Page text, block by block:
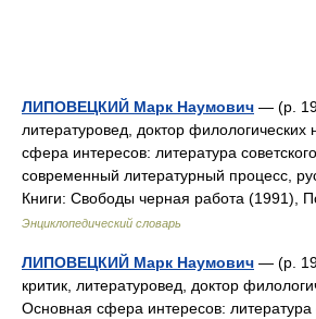
ЛИПОВЕЦКИЙ Марк Наумович — (р.
литературовед, доктор
сфера интересов: литература
современный литературный процесс,
Книги: Свободы черная работа (1991),
Энциклопедический словарь
ЛИПОВЕЦКИЙ Марк Наумович — (р.
критик, литературовед, доктор
Основная сфера интересов: литература